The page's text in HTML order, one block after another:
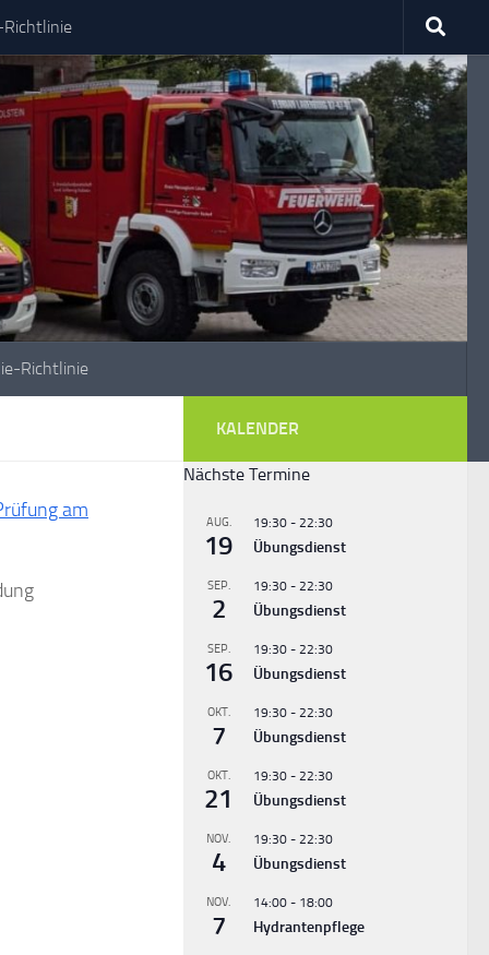
Richtlinie
Richtlinie
am
KALENDER
Nächste Termine
AUG.
19
19:30 - 22:30
Übungsdienst
SEP.
2
19:30 - 22:30
Übungsdienst
SEP.
16
19:30 - 22:30
Übungsdienst
OKT.
7
19:30 - 22:30
Übungsdienst
OKT.
21
19:30 - 22:30
Übungsdienst
NOV.
4
19:30 - 22:30
Übungsdienst
NOV.
7
14:00 - 18:00
Hydrantenpflege